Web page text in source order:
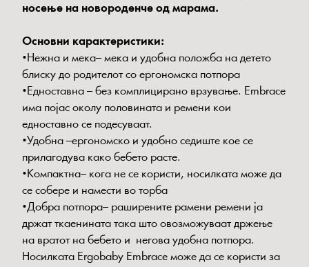
носење на новороденче од марама.
Основни карактеристики:
•Нежна и мека– мека и удобна положба на детето
блиску до родителот со ергономска потпора
•Едноставна – без комплицирано врзување. Embrace
има појас околу половината и ремени кои
едноставно се подесуваат.
•Удобна –ергономско и удобно седиште кое се
прилагодува како бебето расте.
•Компактна– кога не се користи, носилката може да
се собере и намести во торба
•Добра потпора– раширените рамени ремени ја
држат ткаенината така што овозможуваат држење
на вратот на бебето и негова удобна потпора.
Носилката Ergobaby Embrace може да се користи за